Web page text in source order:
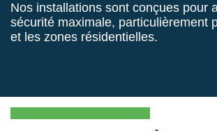
Nos installations sont conçues pour
sécurité maximale, particulièrement
et les zones résidentielles.